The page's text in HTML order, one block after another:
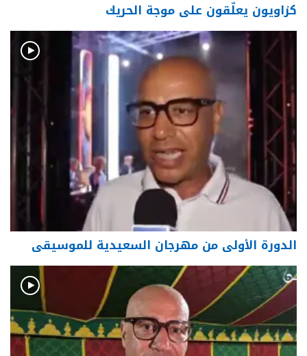
كزاويون يعلّقون على موجة الحريك
الدورة الأولى من مهرجان السعيدية للموسيقى